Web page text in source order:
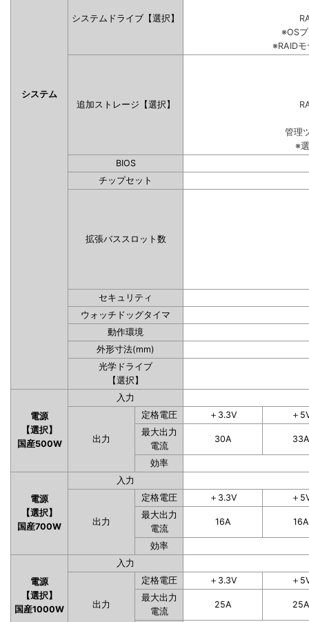
システム
システムドライブ【選択】
※OS
※RAID
追加ストレージ【選択】
管理
※
BIOS
チップセット
拡張バススロット数
セキュリティ
ウォッチドッグタイマ
動作環境
外形寸法(mm)
光学ドライブ
【選択】
電源
【選択】
国産500W
入力
出力
定格電圧 ＋3.3V
＋
最大出力
電流
30A 33A
効率
電源
【選択】
国産700W
入力
出力
定格電圧 ＋3.3V
＋
最大出力
電流
16A 16A
効率
電源
【選択】
国産1000W
入力
出力
定格電圧 ＋3.3V
＋
最大出力
電流
25A 25A